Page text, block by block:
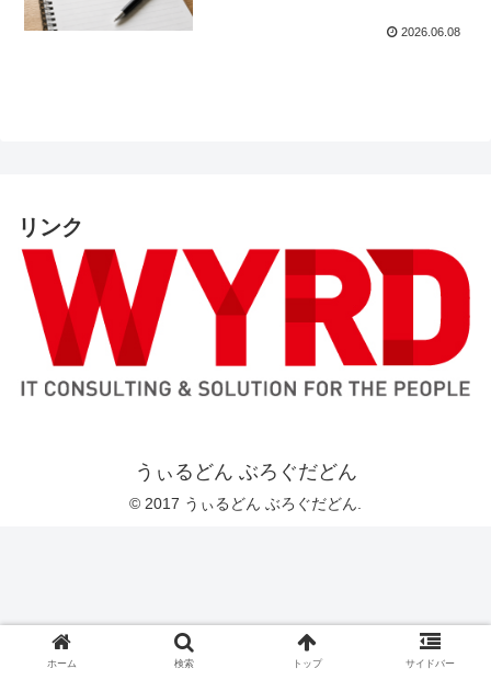
2026.06.08
リンク
うぃるどん ぶろぐだどん
© 2017 うぃるどん ぶろぐだどん.
ホーム 検索 トップ サイドバー